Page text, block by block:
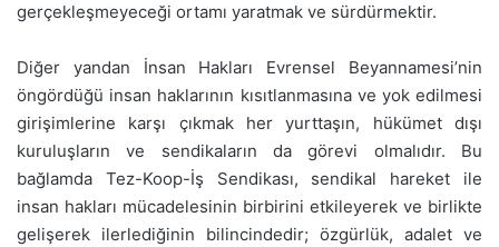
gerçekleşmeyeceği ortamı yaratmak ve sürdürmektir.
Diğer yandan İnsan Hakları Evrensel Beyannamesi’nin
öngördüğü insan haklarının kısıtlanmasına ve yok edilmesi
girişimlerine karşı çıkmak her yurttaşın, hükümet dışı
kuruluşların ve sendikaların da görevi olmalıdır. Bu
bağlamda Tez-Koop-İş Sendikası, sendikal hareket ile
insan hakları mücadelesinin birbirini etkileyerek ve birlikte
gelişerek ilerlediğinin bilincindedir; özgürlük, adalet ve